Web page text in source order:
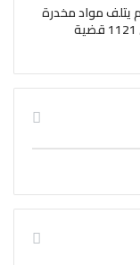
يتلف مواد مخدرة